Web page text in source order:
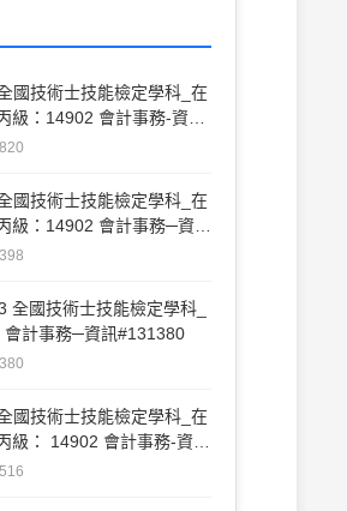
國技術士技能檢定學科_在
級：14902 會計事務-資訊
國技術士技能檢定學科_在
級：14902 會計事務─資訊
全國技術士技能檢定學科_
會計事務─資訊#131380
國技術士技能檢定學科_在
級： 14902 會計事務-資訊